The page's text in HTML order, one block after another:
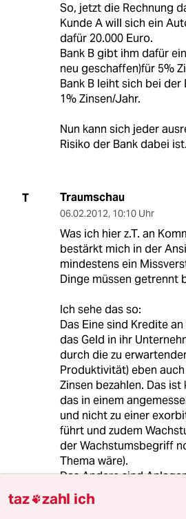
So, jetzt die Rechnung
Kunde A will sich ein
dafür 20.000 Euro.
Bank B gibt ihm dafür
neu geschaffen)für 5%
Bank B leiht sich bei der
1% Zinsen/Jahr.
Nun kann sich jeder
Risiko der Bank dabei ist.
T Traumschau
06.02.2012, 10:10 Uhr
Was ich hier z.T. an
bestärkt mich in der
mindestens ein
Dinge müssen getrennt
Ich sehe das so:
Das Eine sind Kredite
das Geld in ihr
durch die zu
Produktivität) eben
Zinsen bezahlen. Das
das in einem
und nicht zu einer
führt und zudem
der Wachstumsbegriff
Thema wäre).
Das Andere sind
Finanzprodukte, die
Bezug zur
taz zahl ich